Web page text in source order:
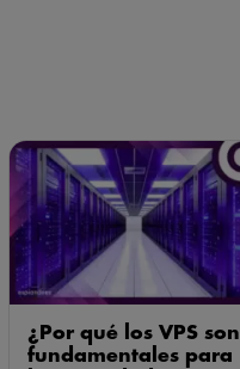
¿Por qué los VPS son
fundamentales para